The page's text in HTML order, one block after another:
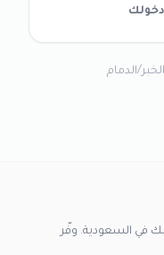
الدمام
في السعودية. وفّر